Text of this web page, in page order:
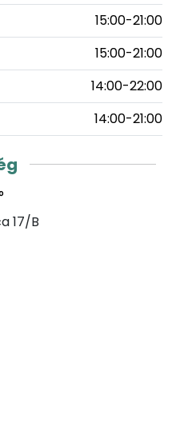
15:00-21:00
15:00-21:00
14:00-22:00
14:00-21:00
17/B